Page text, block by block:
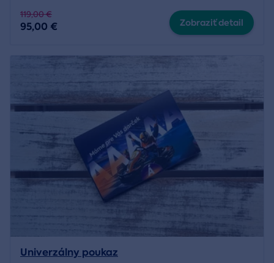
119,00 €
95,00 € Zobraziť detail
Univerzálny poukaz